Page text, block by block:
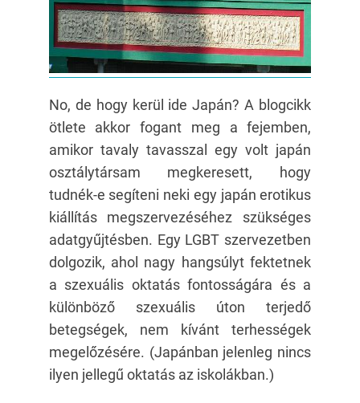
No, de hogy kerül ide Japán? A blogcikk
ötlete akkor fogant meg a fejemben,
amikor tavaly tavasszal egy volt japán
osztálytársam megkeresett, hogy
tudnék-e segíteni neki egy japán erotikus
kiállítás megszervezéséhez szükséges
adatgyűjtésben. Egy LGBT szervezetben
dolgozik, ahol nagy hangsúlyt fektetnek
a szexuális oktatás fontosságára és a
különböző szexuális úton terjedő
betegségek, nem kívánt terhességek
megelőzésére. (Japánban jelenleg nincs
ilyen jellegű oktatás az iskolákban.)